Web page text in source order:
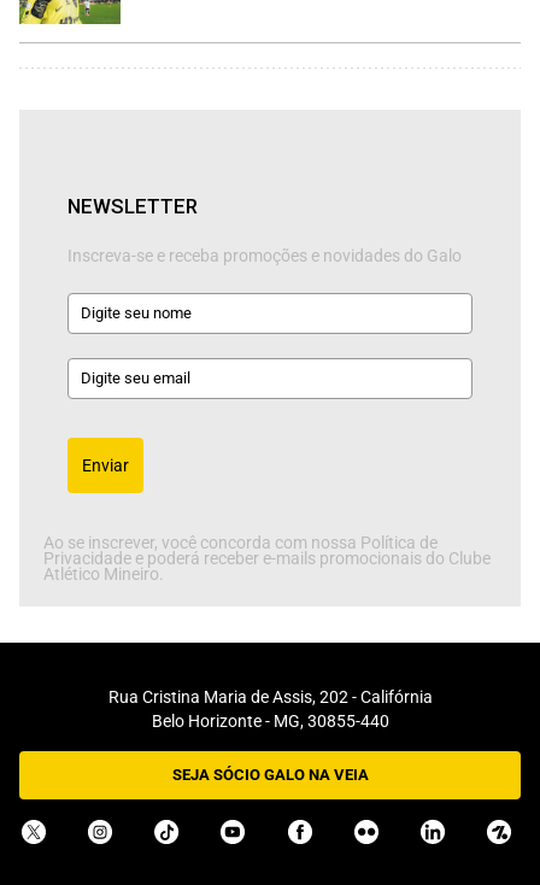
NEWSLETTER
Inscreva-se e receba promoções e novidades do Galo
Enviar
Ao se inscrever, você concorda com nossa Política de
Privacidade e poderá receber e-mails promocionais do Clube
Atlético Mineiro.
Rua Cristina Maria de Assis, 202 - Califórnia
Belo Horizonte - MG, 30855-440
SEJA SÓCIO GALO NA VEIA